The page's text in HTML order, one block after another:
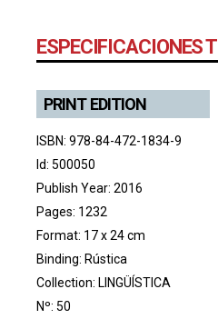
ESPECIFICACIONES
PRINT EDITION
ISBN: 978-84-472-1834-9
Id: 500050
Publish Year: 2016
Pages: 1232
Format: 17 x 24 cm
Binding: Rústica
Collection: LINGÜÍSTICA
Nº: 50